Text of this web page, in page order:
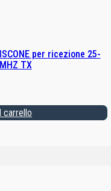
per ricezione 25-
TX
carrello